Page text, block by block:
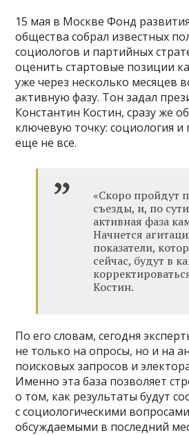
15 мая в Москве Фонд
общества собрал известных
социологов и партийных
оценить стартовые позиции
уже через несколько месяцев
активную фазу. Тон задал
Константин Костин, сразу же
ключевую точку: социология
еще не все.
«Скоро пройдут
съезды, и, по
активная фаза
Начнется
показатели,
сейчас, будут в
Костин.
По его словам, сегодня
не только на опросы, но и на
поисковых запросов и
Именно эта база позволяет
о том, как результаты будут
с социологическими
обсуждаемыми в последний